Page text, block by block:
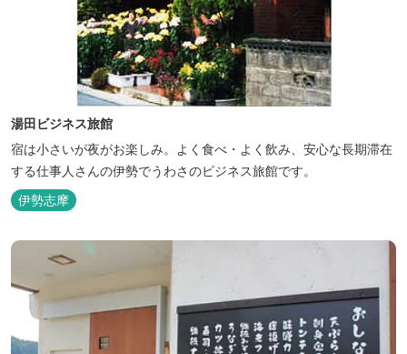
湯田ビジネス旅館
宿は小さいが夜がお楽しみ。よく食べ・よく飲み、安心な長期滞在
する仕事人さんの伊勢でうわさのビジネス旅館です。
伊勢志摩